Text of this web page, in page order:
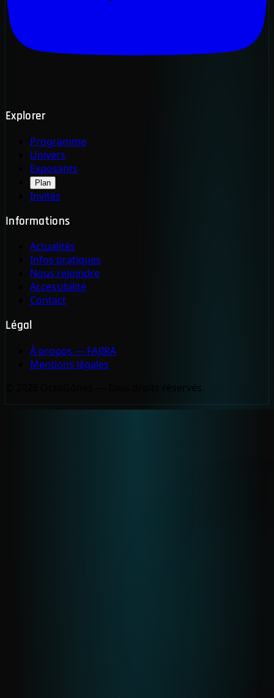
Explorer
Programme
Univers
Exposants
Plan
Invités
Informations
Actualités
Infos pratiques
Nous rejoindre
Accessibilité
Contact
Légal
À propos — FAJIRA
Mentions légales
© 2026 OctoGônes — Tous droits réservés